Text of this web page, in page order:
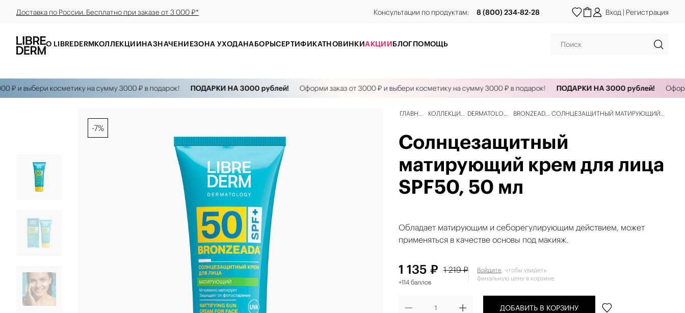
Доставка по России. Бесплатно при заказе от 3 000 ₽* Консультации по продуктам: 8 (800) 234-82-28
О LIBREDERMКОЛЛЕКЦИИНАЗНАЧЕНИЕЗОНА УХОДАНАБОРЫCЕРТИФИКАТНОВИНКИАКЦИИБЛОГПОМОЩЬ
Вход | Регистрация
и выбери косметику на сумму 3000 ₽ в подарок! ПОДАРКИ НА 3000 рублей! Оформи заказ от 3000 ₽ и выбери косметику на сумму 3000 ₽ в подарок! ПОДАРКИ НА 3000 рублей!
ГЛАВНАЯ КОЛЛЕКЦИИ DERMATOLOGY BRONZEADA СОЛНЦЕЗАЩИТНЫЙ МАТИРУЮЩИЙ
Солнцезащитный
матирующий крем для лица
SPF50, 50 мл
-7%
Обладает матирующим и себорегулирующим действием, может
применяться в качестве основы под макияж.
+114 баллов
1 135 ₽ 1 219 ₽ Войдите, чтобы увидеть
финальную цену в корзине
ДОБАВИТЬ В КОРЗИНУ